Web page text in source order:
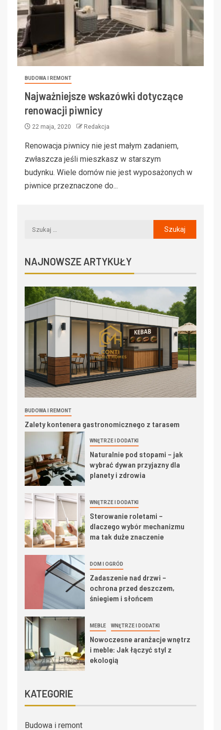
BUDOWA I REMONT
Najważniejsze wskazówki dotyczące
renowacji piwnicy
22 maja, 2020 Redakcja
Renowacja piwnicy nie jest małym zadaniem,
zwłaszcza jeśli mieszkasz w starszym
budynku. Wiele domów nie jest wyposażonych w
piwnice przeznaczone do...
NAJNOWSZE ARTYKUŁY
BUDOWA I REMONT
Zalety kontenera gastronomicznego z tarasem
WNĘTRZE I DODATKI
Naturalnie pod stopami – jak
wybrać dywan przyjazny dla
planety i zdrowia
WNĘTRZE I DODATKI
Sterowanie roletami –
dlaczego wybór mechanizmu
ma tak duże znaczenie
DOM I OGRÓD
Zadaszenie nad drzwi –
ochrona przed deszczem,
śniegiem i słońcem
MEBLE WNĘTRZE I DODATKI
Nowoczesne aranżacje wnętrz
i meble: Jak łączyć styl z
ekologią
KATEGORIE
Budowa i remont